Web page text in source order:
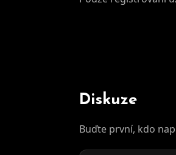
Diskuze
Buďte první, kdo